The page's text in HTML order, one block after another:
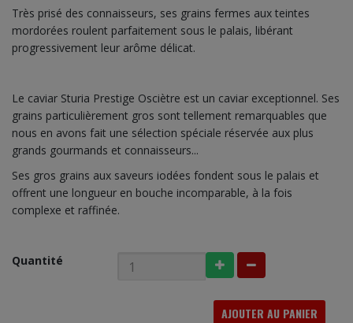
Très prisé des connaisseurs, ses grains fermes aux teintes
mordorées roulent parfaitement sous le palais, libérant
progressivement leur arôme délicat.
Le caviar Sturia Prestige Osciètre est un caviar exceptionnel. Ses
grains particulièrement gros sont tellement remarquables que
nous en avons fait une sélection spéciale réservée aux plus
grands gourmands et connaisseurs...
Ses gros grains aux saveurs iodées fondent sous le palais et
offrent une longueur en bouche incomparable, à la fois
complexe et raffinée.
Quantité
AJOUTER AU PANIER